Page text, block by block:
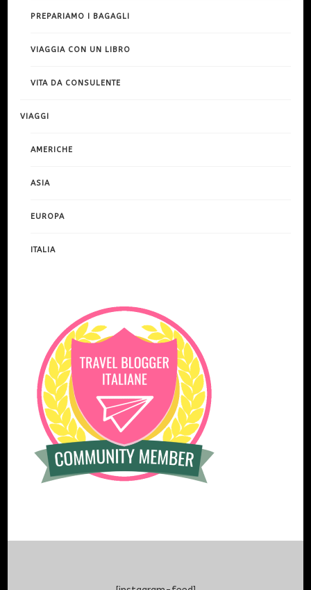
PREPARIAMO I BAGAGLI
VIAGGIA CON UN LIBRO
VITA DA CONSULENTE
VIAGGI
AMERICHE
ASIA
EUROPA
ITALIA